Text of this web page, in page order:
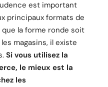
est important
principaux formats de
que la forme ronde soit
magasins, il existe
Si vous utilisez la
le mieux est la
les